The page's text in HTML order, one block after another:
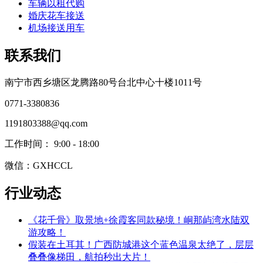
车辆以租代购
婚庆花车接送
机场接送用车
联系我们
南宁市西乡塘区龙腾路80号台北中心十楼1011号
0771-3380836
1191803388@qq.com
工作时间： 9:00 - 18:00
微信：GXHCCL
行业动态
《花千骨》取景地+徐霞客同款秘境！峒那屿湾水陆双
游攻略！
​假装在土耳其！广西防城港这个蓝色温泉太绝了，层层
叠叠像梯田，航拍秒出大片！